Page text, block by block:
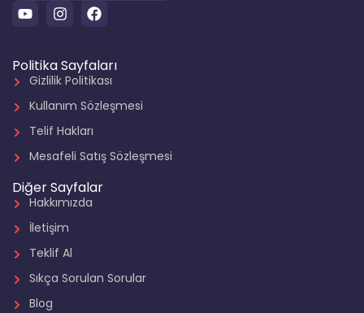
Politika Sayfaları
Gizlilik Politikası
Kullanım Sözleşmesi
Telif Hakları
Mesafeli Satış Sözleşmesi
Diğer Sayfalar
Hakkımızda
İletişim
Teklif Al
Sıkça Sorulan Sorular
Blog